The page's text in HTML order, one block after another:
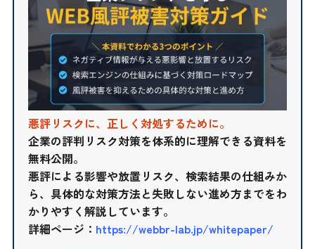
悪評リスクに、正しく対処するために。
企業の評判リスク対策を体系的に理解できる資料を
無料公開。
悪評による影響や放置リスク、検索結果の仕組みか
ら、具体的な対策方法と失敗しない進め方までをわ
かりやすく解説しています。
詳細ページ： https://webbr-lab.jp/whitepaper/